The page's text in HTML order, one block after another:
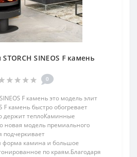
SINEOS F камень
0
F камень это модель элит
F камень быстро обогревает
теплоКаминные
новая модель премиального
подчеркивает
форма камина и большое
по краям.Благодаря